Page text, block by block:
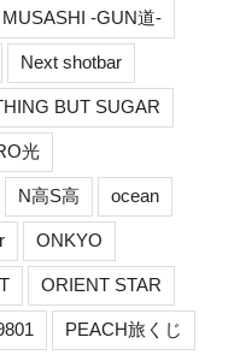
MUSASHI -GUN道-
Next shotbar
BUT SUGAR
光
N高S高 ocean
ONKYO
ORIENT STAR
PEACH旅くじ